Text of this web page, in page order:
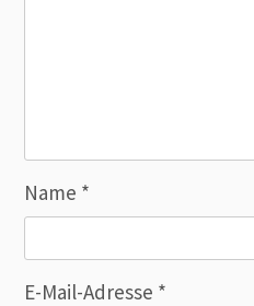
Name *
E-Mail-Adresse *